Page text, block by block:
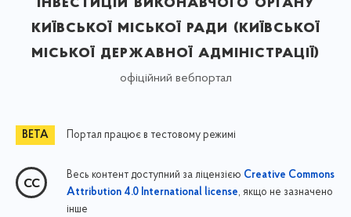
київської міської ради (київської
міської державної адміністрації)
офіційний вебпортал
Портал працює в тестовому режимі
Весь контент доступний за ліцензією Creative Commons
Attribution 4.0 International license, якщо не зазначено
інше